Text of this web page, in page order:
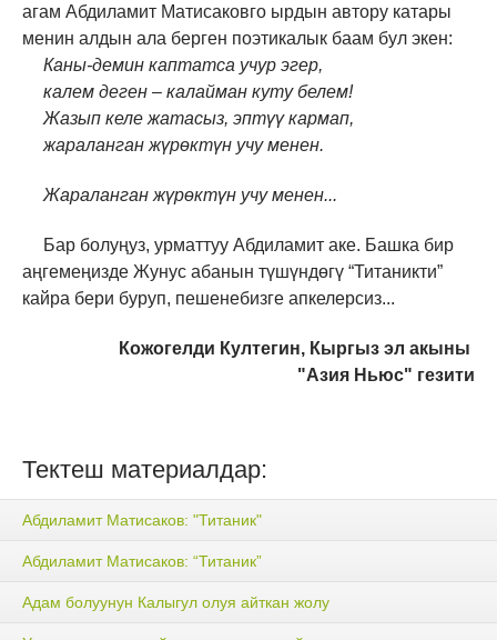
агам Абдиламит Матисаковго ырдын автору катары
менин алдын ала берген поэтикалык баам бул экен:
Каны-демин каптатса учур эгер,
калем деген – калайман куту белем!
Жазып келе жатасыз, эптүү кармап,
жараланган жүрөктүн учу менен.
Жараланган жүрөктүн учу менен...
Бар болуңуз, урматтуу Абдиламит аке. Башка бир
аңгемеңизде Жунус абанын түшүндөгү “Титаникти”
кайра бери буруп, пешенебизге апкелерсиз...
Кожогелди Култегин, Кыргыз эл акыны
"Азия Ньюс" гезити
Тектеш материалдар:
Абдиламит Матисаков: "Титаник"
Абдиламит Матисаков: “Титаник”
Адам болуунун Калыгул олуя айткан жолу